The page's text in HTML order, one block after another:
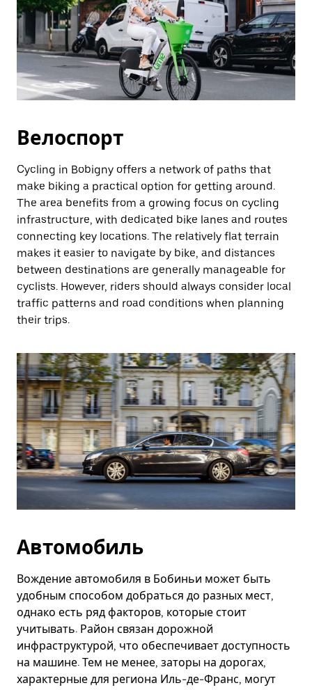
Велоспорт
Cycling in Bobigny offers a network of paths that
make biking a practical option for getting around.
The area benefits from a growing focus on cycling
infrastructure, with dedicated bike lanes and routes
connecting key locations. The relatively flat terrain
makes it easier to navigate by bike, and distances
between destinations are generally manageable for
cyclists. However, riders should always consider local
traffic patterns and road conditions when planning
their trips.
Автомобиль
Вождение автомобиля в Бобиньи может быть
удобным способом добраться до разных мест,
однако есть ряд факторов, которые стоит
учитывать. Район связан дорожной
инфраструктурой, что обеспечивает доступность
на машине. Тем не менее, заторы на дорогах,
характерные для региона Иль-де-Франс, могут